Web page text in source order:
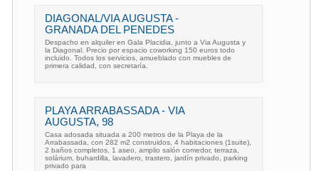
DIAGONAL/VIA AUGUSTA -
GRANADA DEL PENEDES
Despacho en alquiler en Gala Placidia, junto a Via Augusta y
la Diagonal. Precio por espacio coworking 150 euros todo
incluido. Todos los servicios, amueblado con muebles de
primera calidad, con secretaría.
PLAYA ARRABASSADA - VIA
AUGUSTA, 98
Casa adosada situada a 200 metros de la Playa de la
Arrabassada, con 282 m2 construidos, 4 habitaciones (1suite),
2 baños completos, 1 aseo, amplio salón comedor, terraza,
solárium, buhardilla, lavadero, trastero, jardín privado, parking
privado para